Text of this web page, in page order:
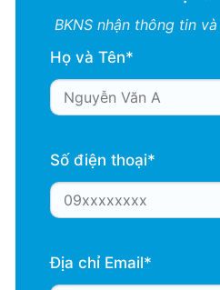
BKNS nhận thông tin
Họ và Tên*
Số điện thoại*
Địa chỉ Email*